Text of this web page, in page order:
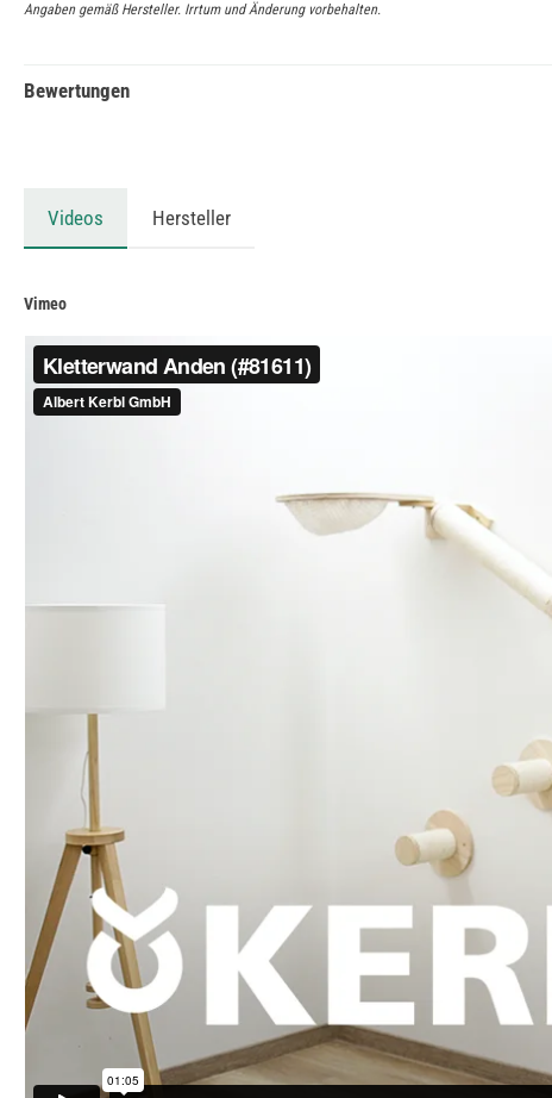
Angaben gemäß Hersteller. Irrtum und Änderung vorbehalten.
Bewertungen
Videos Hersteller
Vimeo